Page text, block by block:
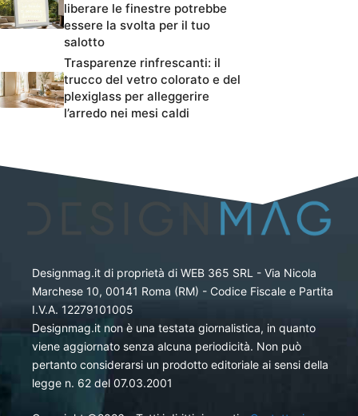
liberare le finestre potrebbe
essere la svolta per il tuo
salotto
Trasparenze rinfrescanti: il
trucco del vetro colorato e del
plexiglass per alleggerire
l’arredo nei mesi caldi
Designmag.it di proprietà di WEB 365 SRL - Via Nicola
Marchese 10, 00141 Roma (RM) - Codice Fiscale e Partita
I.V.A. 12279101005
Designmag.it non è una testata giornalistica, in quanto
viene aggiornato senza alcuna periodicità. Non può
pertanto considerarsi un prodotto editoriale ai sensi della
legge n. 62 del 07.03.2001